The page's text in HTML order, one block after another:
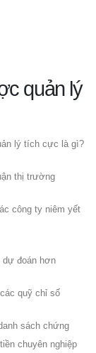
quản lý
lý tích cực là gì?
thị trường
công ty niêm yết
đoán hơn
quỹ chỉ số
sách chứng
chuyên nghiệp